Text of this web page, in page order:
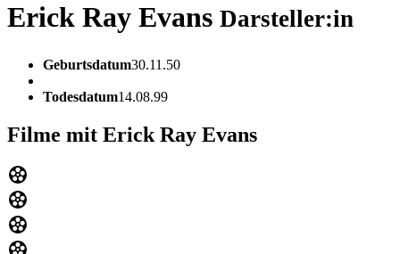
Erick Ray Evans Darsteller:in
Geburtsdatum30.11.50
Todesdatum14.08.99
Filme mit Erick Ray Evans